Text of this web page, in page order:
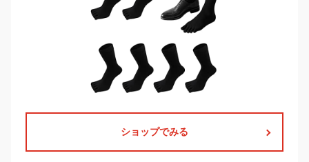
ショップでみる